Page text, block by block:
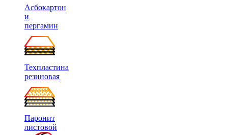
Асбокартон
и
пергамин
Техпластина
резиновая
Паронит
листовой